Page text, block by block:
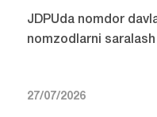
JDPUda nomdor
nomzodlarni
27/07/2026